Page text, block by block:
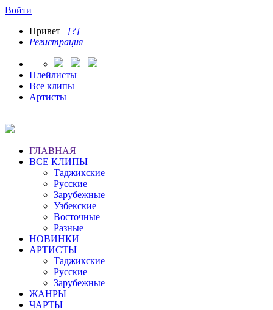
Войти
Привет [?]
Регистрация
Плейлисты
Все клипы
Артисты
ГЛАВНАЯ
ВСЕ КЛИПЫ
Таджикские
Русские
Зарубежные
Узбекские
Восточные
Разные
НОВИНКИ
АРТИСТЫ
Таджикские
Русские
Зарубежные
ЖАНРЫ
ЧАРТЫ